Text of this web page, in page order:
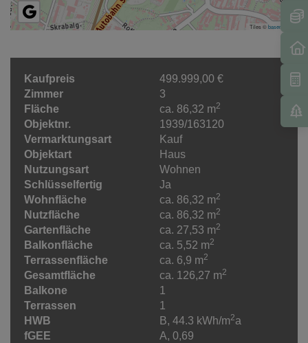
Tiles ©basemap.at
Kaufpreis
499.999,00 €
Zimmer
3
Fläche
ca. 86,32 m2
Objektnr.
1939/163120
Vermarktungsart
Kauf
Objektart
Haus
Nutzungsart
Wohnen
Schlüsselfertig
Ja
Wohnfläche
ca. 86,32 m2
Nutzfläche ca. 86,32 m2
Gartenfläche ca. 27,53 m2
Balkonfläche ca. 5,52 m2
Terrassenfläche ca. 6,9 m2
Gesamtfläche ca. 126,27 m2
Balkone
1
Terrassen
1
HWB
B, 44.3 kWh/m2a
fGEE
A, 0,69